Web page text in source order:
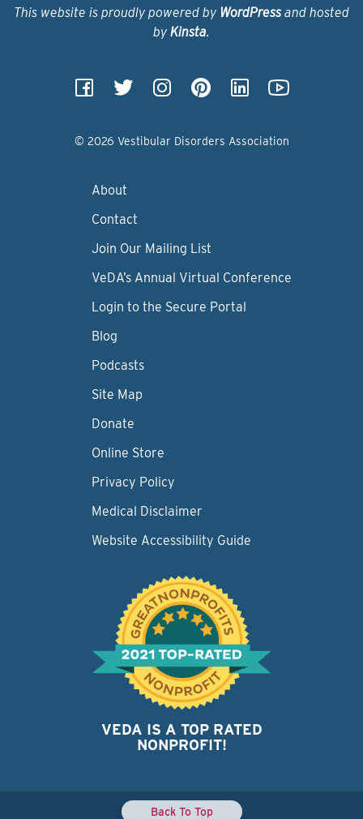
This website is proudly powered by WordPressand hosted
by Kinsta.
© 2026 Vestibular Disorders Association
About
Contact
Join Our Mailing List
VeDA’s Annual Virtual Conference
Login to the Secure Portal
Blog
Podcasts
Site Map
Donate
Online Store
Privacy Policy
Medical Disclaimer
Website Accessibility Guide
VEDA IS A TOP RATED
NONPROFIT!
Back To Top